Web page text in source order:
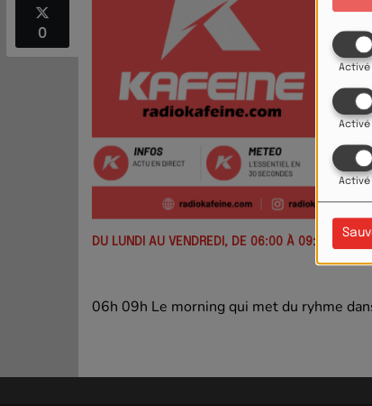
Activé
Activé
Activé
0
DU LUNDI AU VENDREDI, DE 06:00 À 09:00
06h 09h Le morning qui met du ryhme